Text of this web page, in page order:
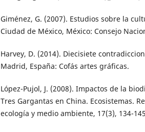
Giménez, G. (2007). Estudios sobre la
Ciudad de México, México: Consejo
Harvey, D. (2014). Diecisiete
Madrid, España: Cofás artes gráficas.
López-Pujol, J. (2008). Impactos de la
Tres Gargantas en China. Ecosistemas.
ecología y medio ambiente, 17(3), 134-